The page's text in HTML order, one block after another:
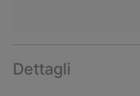
Dettagli